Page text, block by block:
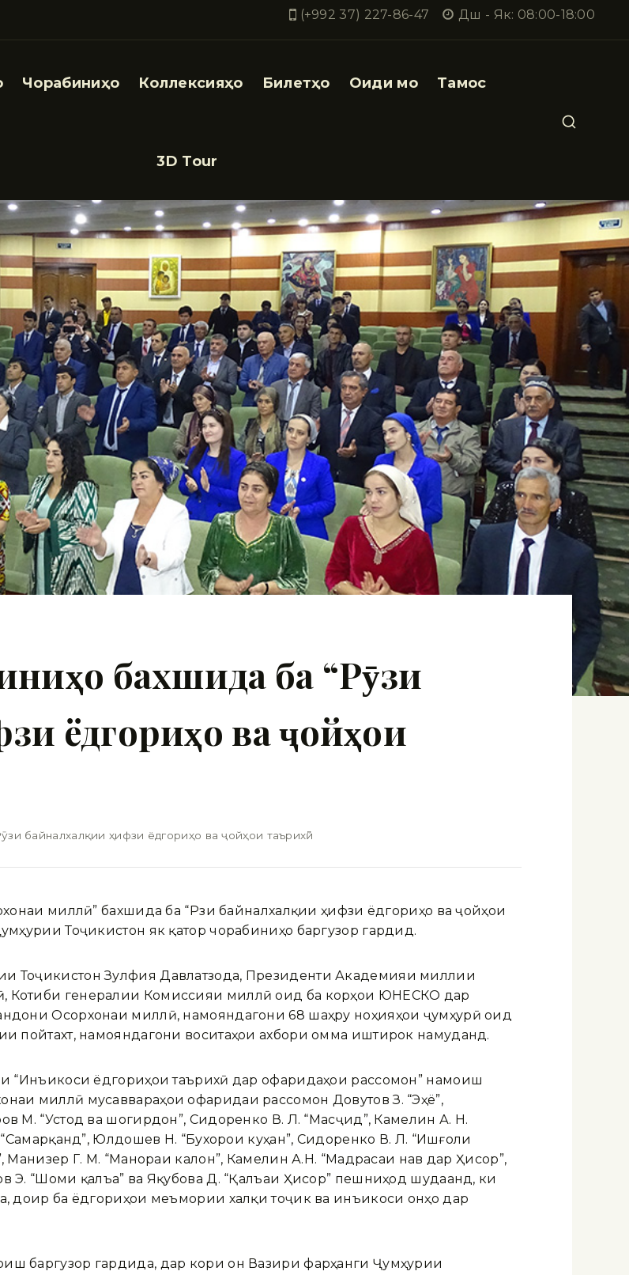
(+992 37) 227-86-47 Дш - Як: 08:00-18:00
Чорабиниҳо Коллексияҳо Билетҳо Оиди мо Тамос
3D Tour
бахшида ба “Рӯзи
ёдгориҳо ва ҷойҳои
байналхалқии ҳифзи ёдгориҳо ва ҷойҳои таърихӣ”
миллӣ” бахшида ба “Рӯзи байналхалқии ҳифзи ёдгориҳо ва ҷойҳои
Тоҷикистон як қатор чорабиниҳо баргузор гардид.
Тоҷикистон Зулфия Давлатзода, Президенти Академияи миллии
Котиби генералии Комиссияи миллӣ оид ба корҳои ЮНЕСКО дар
Осорхонаи миллӣ, намояндагони 68 шаҳру ноҳияҳои ҷумҳурӣ оид
пойтахт, намояндагони воситаҳои ахбори омма иштирок намуданд.
“Инъикоси ёдгориҳои таърихӣ дар офаридаҳои рассомон” намоиш
миллӣ мусаввараҳои офаридаи рассомон Довутов З. “Эҳё”,
М. “Устод ва шогирдон”, Сидоренко В. Л. “Масҷид”, Камелин А. Н.
Юлдошев Н. “Бухорои куҳан”, Сидоренко В. Л. “Ишғоли
Манизер Г. М. “Манораи калон”, Камелин А.Н. “Мадрасаи нав дар Ҳисор”,
“Шоми қалъа” ва Яқубова Д. “Қалъаи Ҳисор” пешниҳод шудаанд, ки
доир ба ёдгориҳои меъмории халқи тоҷик ва инъикоси онҳо дар
баргузор гардида, дар кори он Вазири фарҳанги Ҷумҳурии